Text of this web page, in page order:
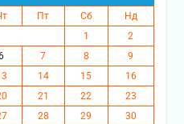
Пт Сб
Нд
1
2
7 8
9
14 15
16
21 22
23
28 29
30